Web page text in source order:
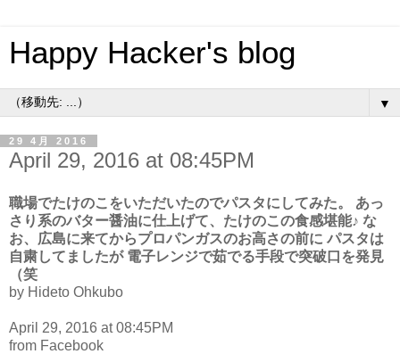
Happy Hacker's blog
▼
29 4月 2016
April 29, 2016 at 08:45PM
職場でたけのこをいただいたのでパスタにしてみた。 あっ
さり系のバター醤油に仕上げて、たけのこの食感堪能♪ な
お、広島に来てからプロパンガスのお高さの前に パスタは
自粛してましたが 電子レンジで茹でる手段で突破口を発見
（笑
by Hideto Ohkubo
April 29, 2016 at 08:45PM
from Facebook